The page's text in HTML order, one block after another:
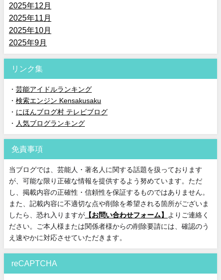
2025年12月
2025年11月
2025年10月
2025年9月
リンク集
・ 芸能アイドルランキング
・ 検索エンジン Kensakusaku
・ にほんブログ村 テレビブログ
・ 人気ブログランキング
免責事項
当ブログでは、芸能人・著名人に関する話題を扱っております
が、可能な限り正確な情報を提供するよう努めています。ただ
し、掲載内容の正確性・信頼性を保証するものではありません。
また、記載内容に不適切な点や削除を希望される箇所がございま
したら、恐れ入りますが 【お問い合わせフォーム】
よりご連絡く
ださい。ご本人様または関係者様からの削除要請には、確認のう
え速やかに対応させていただきます。
reCAPTCHA